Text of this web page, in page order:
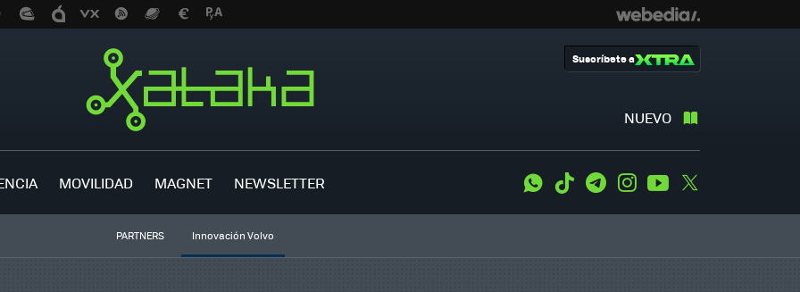
NUEVO
Suscríbete a
MOVILIDAD MAGNET NEWSLETTER WhatsApp
Tiktok TelegramInstagramYoutube
PARTNERS Innovación Volvo